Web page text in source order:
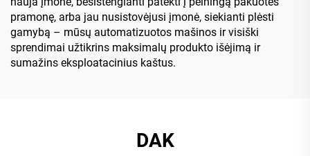
pramonę, arba jau nusistovėjusi įmonė, siekianti plėsti
gamybą – mūsų automatizuotos mašinos ir visiški
sprendimai užtikrins maksimalų produkto išėjimą ir
sumažins eksploatacinius kaštus.
DAK